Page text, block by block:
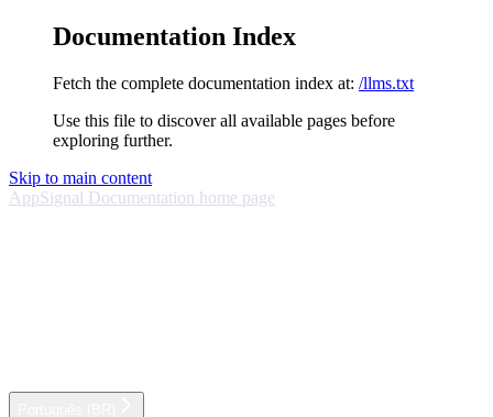
Documentation Index
Fetch the complete documentation index at: /llms.txt
Use this file to discover all available pages before
exploring further.
Skip to main content
AppSignal Documentation home page